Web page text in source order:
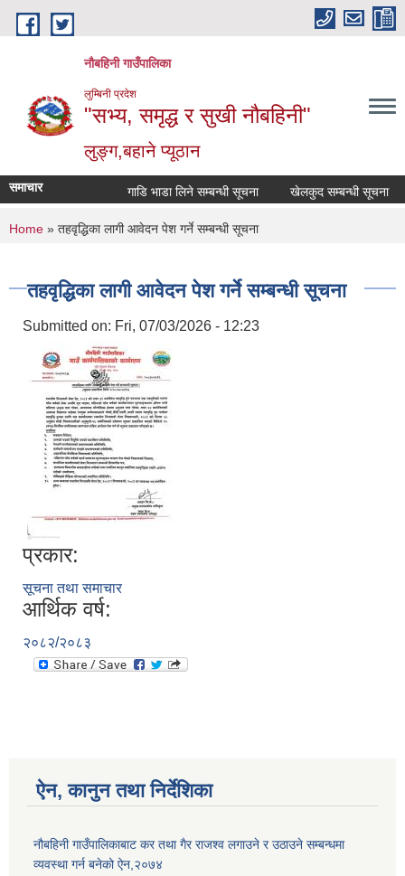
Skip to main content
नौबहिनी गाउँपालिका
लुम्बिनी प्रदेश
"सभ्य, समृद्ध र सुखी नौबहिनी"
लुङ्ग,बहाने प्यूठान
समाचार गाडि भाडा लिने सम्बन्धी सूचना खेलकुद सम्बन्धी सूचना
You are here
Home » तहवृद्धिका लागी आवेदन पेश गर्ने सम्बन्धी सूचना
तहवृद्धिका लागी आवेदन पेश गर्ने सम्बन्धी सूचना
Submitted on: Fri, 07/03/2026 - 12:23
प्रकार:
सूचना तथा समाचार
आर्थिक वर्ष:
२०८२/२०८३
ऐन, कानुन तथा निर्देशिका
नौबहिनी गाउँपालिकाबाट कर तथा गैर राजश्व लगाउने र उठाउने सम्बन्धमा
व्यवस्था गर्न बनेको ऐन,२०७४